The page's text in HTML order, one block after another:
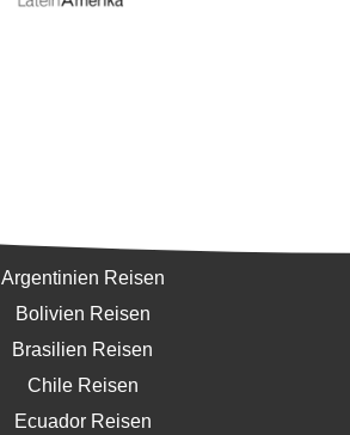
Argentinien Reisen
Bolivien Reisen
Brasilien Reisen
Chile Reisen
Ecuador Reisen